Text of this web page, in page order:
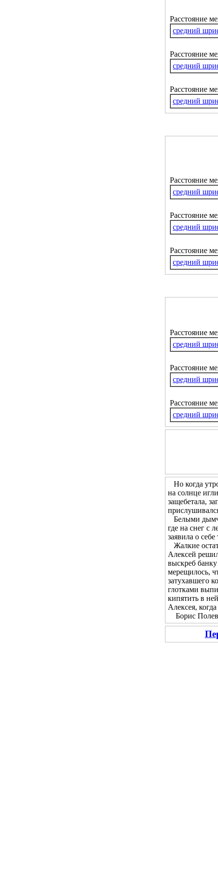
Расстояние
средний
Расстояние
средний
Расстояние
средний
Расстояние
средний
Расстояние
средний
Расстояние
средний
Расстояние
средний
Расстояние
средний
Расстояние
средний
Но когда
на солнце
защебетала,
Белыми
где на снег с
заявила о
Жалкие
Алексей
выскреб
мерещилось,
затухавшего
глотками
кипятить в
Алексея,
Борис